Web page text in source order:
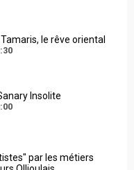
le rêve oriental
Insolite
par les métiers